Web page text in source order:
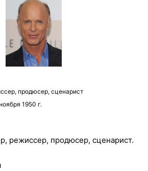
продюсер, сценарист
1950 г.
режиссер, продюсер, сценарист.